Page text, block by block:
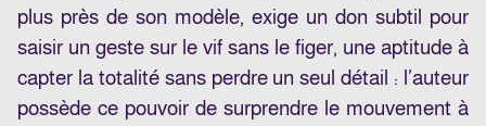
plus près de son modèle, exige un don subtil pour
saisir un geste sur le vif sans le figer, une aptitude à
capter la totalité sans perdre un seul détail : l’auteur
possède ce pouvoir de surprendre le mouvement à